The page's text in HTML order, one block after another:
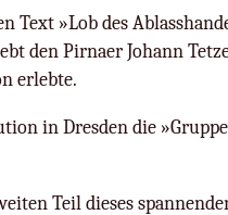
Text »Lob des
den Pirnaer Johann
erlebte.
in Dresden die
Teil dieses